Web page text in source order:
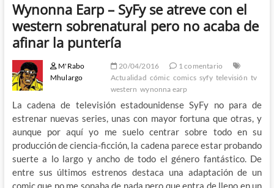
Wynonna Earp – SyFy se atreve con el
western sobrenatural pero no acaba de
afinar la puntería
M'Rabo
Mhulargo
20/04/2016
1 comentario
Actualidad cómic comics syfy televisión tv
western wynonna earp
La cadena de televisión estadounidense SyFy no para de
estrenar nuevas series, unas con mayor fortuna que otras, y
aunque por aquí yo me suelo centrar sobre todo en su
producción de ciencia-ficción, la cadena parece estar probando
suerte a lo largo y ancho de todo el género fantástico. De
entre sus últimos estrenos destaca una adaptación de un
comic que no me sonaba de nada pero que entra de lleno en un